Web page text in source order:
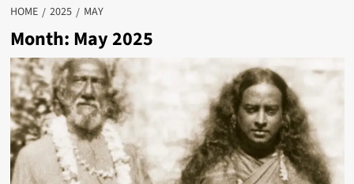
HOME 2025 MAY
Month: May 2025